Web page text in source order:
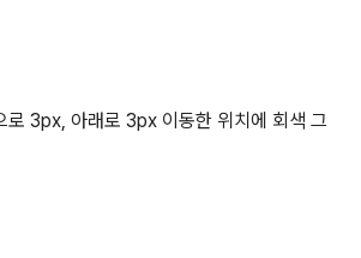
로 3px, 아래로 3px 이동한 위치에 회색 그